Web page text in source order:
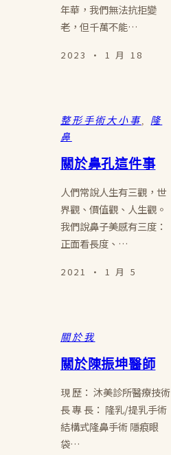
年華，我們無法抗拒變
老，但千萬不能…
2023 · 1 月 18
整形手術大小事
隆
鼻
關於鼻孔這件事
人們常說人生有三觀，世
界觀、價值觀、人生觀。
我們說鼻子美感有三度：
正面看長度、…
2021 · 1 月 5
關於我
關於陳振坤醫師
現 歷： 沐美診所醫療技術
長 專 長： 隆乳/提乳手術
結構式隆鼻手術 隱痕眼
袋…